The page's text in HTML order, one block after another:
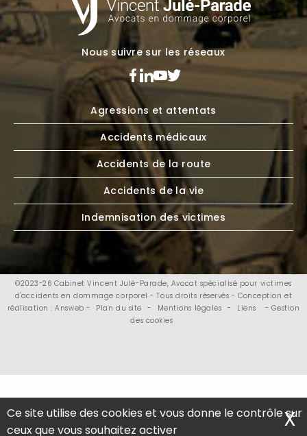
Ce site utilise des cookies et vous donne le contrôle sur
ceux que vous souhaitez activer
X
Nous suivre sur les réseaux
Agressions et attentats
Accidents médicaux
Accidents de la route
Accidents de la vie
Indemnisation des victimes
©2023-26 Cabinet Vincent Julé-Parade, Avocat spécialisé pour victimes
d'accidents en dommage corporel - Tous droits réservés - Conception et
réalisation : Answeb -
Plan du site - Mentions légales - Liens
- Gestion
des cookies